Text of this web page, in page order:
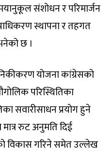
संशोधन र परिमार्जन
स्थापना र तहगत
छ ।
योजना कांग्रेसको
परिस्थितिका
सवारीसाधन प्रयोग हुने
रुट अनुमति दिई
विकास गरिने समेत उल्लेख